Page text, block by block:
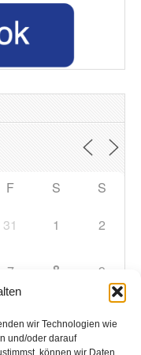
wir Technologien wie
und/oder darauf
können wir Daten
F S S
31 1 2
7 8 9
14 15